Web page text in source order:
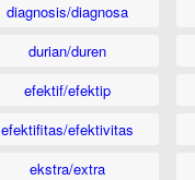
diagnosis/diagnosa
durian/duren
efektif/efektip
efektifitas/efektivitas
ekstra/extra